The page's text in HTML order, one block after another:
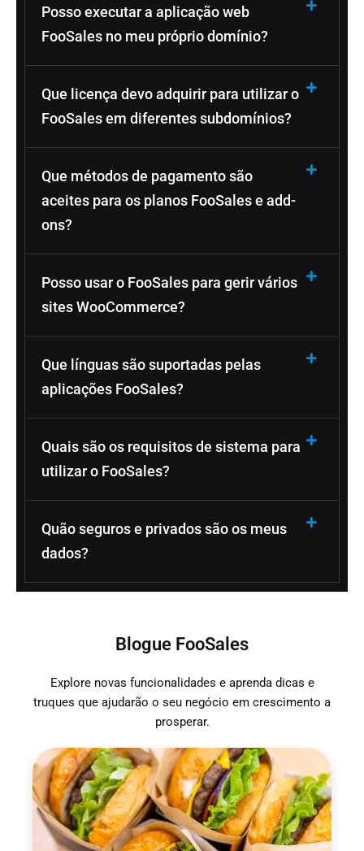
Posso executar a aplicação web
FooSales no meu próprio domínio?
Que licença devo adquirir para utilizar o
FooSales em diferentes subdomínios?
Que métodos de pagamento são
aceites para os planos FooSales e add-
ons?
Posso usar o FooSales para gerir vários
sites WooCommerce?
Que línguas são suportadas pelas
aplicações FooSales?
Quais são os requisitos de sistema para
utilizar o FooSales?
Quão seguros e privados são os meus
dados?
Blogue FooSales
Explore novas funcionalidades e aprenda dicas e
truques que ajudarão o seu negócio em crescimento a
prosperar.